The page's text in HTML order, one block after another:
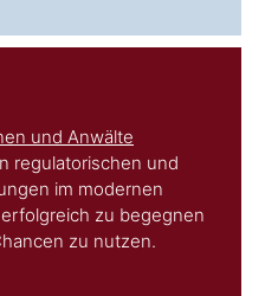
und Anwälte
regulatorischen und
im modernen
zu begegnen
zu nutzen.